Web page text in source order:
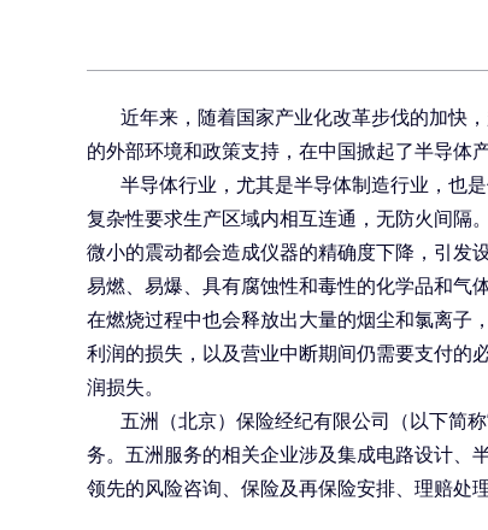
近年来，随着国家产业化改革步伐的加快
的外部环境和政策支持，在中国掀起了半导体
半导体行业，尤其是半导体制造行业，也
复杂性要求生产区域内相互连通，无防火间隔
微小的震动都会造成仪器的精确度下降，引发
易燃、易爆、具有腐蚀性和毒性的化学品和气
在燃烧过程中也会释放出大量的烟尘和氯离子
利润的损失，以及营业中断期间仍需要支付的
润损失。
五洲（北京）保险经纪有限公司（以下简称
务。五洲服务的相关企业涉及集成电路设计、
领先的风险咨询、保险及再保险安排、理赔处